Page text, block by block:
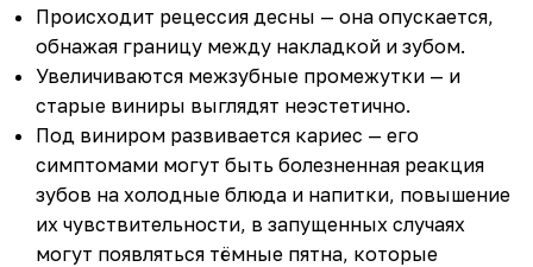
Происходит рецессия десны — она опускается,
обнажая границу между накладкой и зубом.
Увеличиваются межзубные промежутки — и
старые виниры выглядят неэстетично.
Под виниром развивается кариес — его
симптомами могут быть болезненная реакция
зубов на холодные блюда и напитки, повышение
их чувствительности, в запущенных случаях
могут появляться тёмные пятна, которые